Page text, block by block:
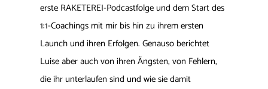
erste RAKETEREI-Podcastfolge und dem Start des
1:1-Coachings mit mir bis hin zu ihrem ersten
Launch und ihren Erfolgen. Genauso berichtet
Luise aber auch von ihren Ängsten, von Fehlern,
die ihr unterlaufen sind und wie sie damit